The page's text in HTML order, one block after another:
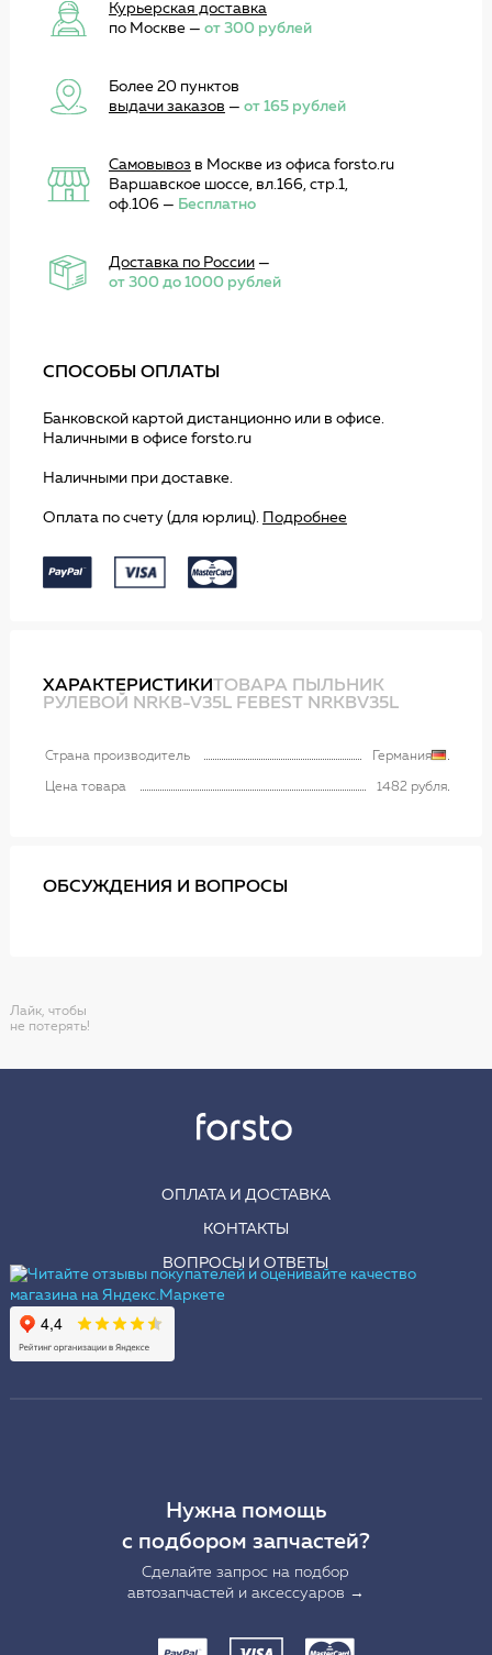
Курьерская доставка
по Москве — от 300 рублей
Более 20 пунктов
выдачи заказов — от 165 рублей
Самовывоз в Москве из офиса forsto.ru
Варшавское шоссе, вл.166, стр.1,
оф.106 — Бесплатно
Доставка по России—
от 300 до 1000 рублей
СПОСОБЫ ОПЛАТЫ
Банковской картой дистанционно или в офисе.
Наличными в офисе forsto.ru
Наличными при доставке.
Оплата по счету (для юрлиц). Подробнее
ХАРАКТЕРИСТИКИТОВАРА ПЫЛЬНИК
РУЛЕВОЙ NRKB-V35L FEBEST NRKBV35L
Страна производитель Германия
Цена товара 1482 рубля
ОБСУЖДЕНИЯ И ВОПРОСЫ
Лайк, чтобы
не потерять!
ОПЛАТА И ДОСТАВКА
КОНТАКТЫ
ВОПРОСЫ И ОТВЕТЫ
Нужна помощь
с подбором запчастей?
Сделайте запрос на подбор
автозапчастей и аксессуаров →